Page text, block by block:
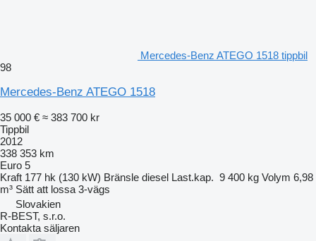
Mercedes-Benz ATEGO 1518 tippbil
98
Mercedes-Benz ATEGO 1518
35 000 € ≈ 383 700 kr
Tippbil
2012
338 353 km
Euro 5
Kraft 177 hk (130 kW) Bränsle diesel Last.kap. 9 400 kg Volym 6,98
m³ Sätt att lossa 3-vägs
Slovakien
R-BEST, s.r.o.
Kontakta säljaren